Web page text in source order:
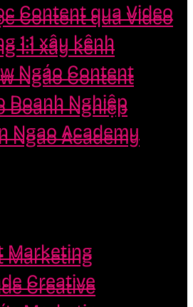
Content qua Video
1:1 xây kênh
Ngáo Content
Doanh Nghiệp
Ngao Academy
Marketing
Creative
Content qua Video
1:1 xây kênh
Ngáo Content
Doanh Nghiệp
Ngao Academy
Marketing
Creative